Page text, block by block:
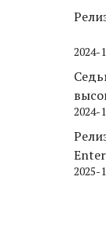
2024-
2024-
2025-